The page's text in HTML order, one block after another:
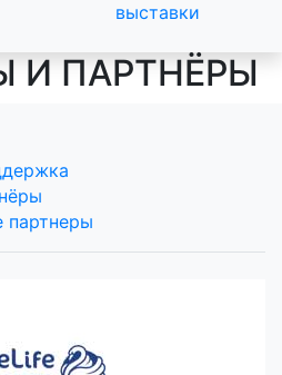
выставки
И ПАРТНЁРЫ